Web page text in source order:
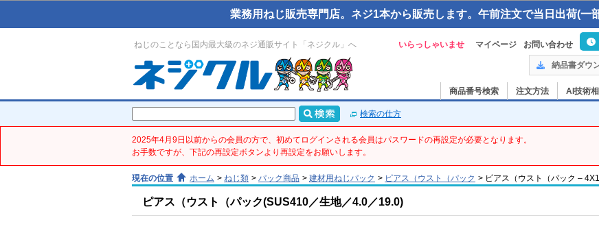
業務用ねじ販売専門店。ネジ1本から販売します。午前注文で当日出荷(一
ねじのことなら国内最大級のネジ通販サイト「ネジクル」へ いらっしゃいませ マイページ お問い合わせ
納品書ダウ
商品番号検索 注文方法 AI技術
検索の仕方
2025年4月9日以前からの会員の方で、初めてログインされる会員はパスワードの再設定が必要となります。
お手数ですが、下記の再設定ボタンより再設定をお願いします。
現在の位置 ホーム > ねじ類 > パック商品 > 建材用ねじパック > ピアス（ウスト（パック > ピアス（ウスト（パック –
ピアス（ウスト（パック(SUS410／生地／4.0／19.0)